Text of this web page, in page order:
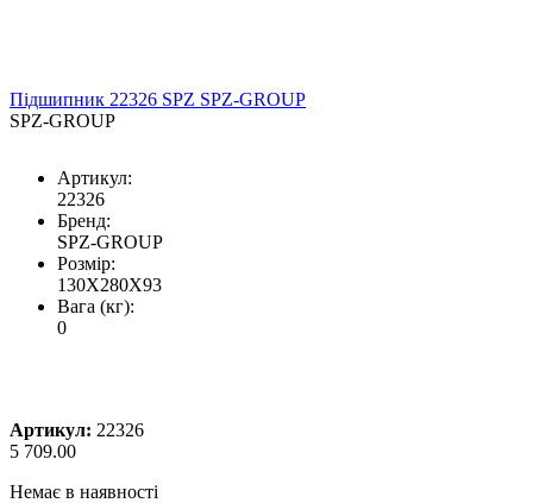
Підшипник 22326 SPZ SPZ-GROUP
SPZ-GROUP
Артикул:
22326
Бренд:
SPZ-GROUP
Розмір:
130X280X93
Вага (кг):
0
Артикул: 22326
5 709.00
Немає в наявності